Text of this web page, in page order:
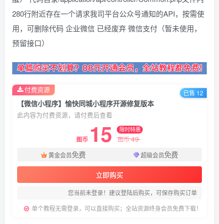
280行附近存在一个请求我司平台公众号通知的API，按需使
用，可删除代码 企业微信 已经废弃 微信支付（暂未使用，
预留接口）
【微信小程序】愉快同城小程序开源修复版本
此内容为付费资源，请付费后查看
图币 15 限时特惠
图币49
黄金会员免费 超级会员免费
立即购买
您当前未登录！建议登陆后购买，可保存购买订单
单个教程无需登录，可以直接购买；全站资源终身会员免费下载！
付费资源 已售 12